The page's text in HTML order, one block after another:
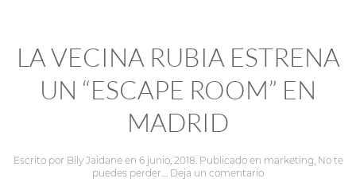
LA VECINA RUBIA ESTRENA
UN “ESCAPE ROOM” EN
MADRID
Escrito por Bily Jaidaneen 6 junio, 2018. Publicado en marketing, No te
puedes perder.... Deja un comentario